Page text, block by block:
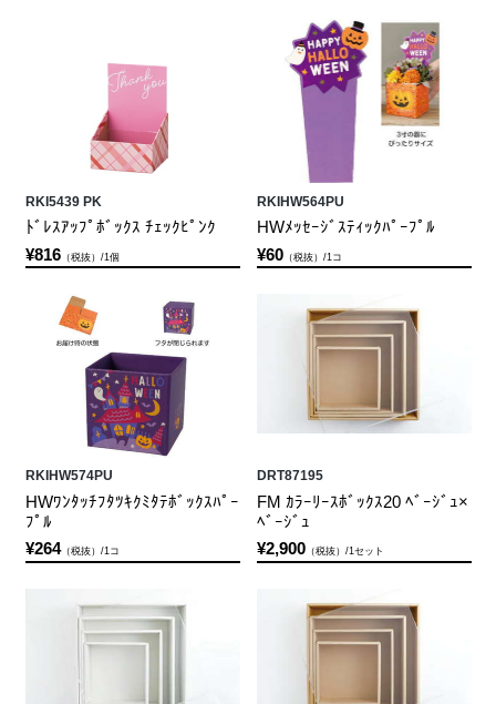
RKI5439 PK
ﾄﾞﾚｽｱｯﾌﾟﾎﾞｯｸｽ ﾁｪｯｸﾋﾟﾝｸ
¥816（税抜）/1個
RKIHW564PU
HWﾒｯｾｰｼﾞｽﾃｨｯｸﾊﾟｰﾌﾟﾙ
¥60（税抜）/1コ
RKIHW574PU
HWﾜﾝﾀｯﾁﾌﾀﾂｷｸﾐﾀﾃﾎﾞｯｸｽﾊﾟｰ
ﾌﾟﾙ
¥264（税抜）/1コ
DRT87195
FM ｶﾗｰﾘｰｽﾎﾞｯｸｽ20 ﾍﾞｰｼﾞｭ×
ﾍﾞｰｼﾞｭ
¥2,900（税抜）/1セット